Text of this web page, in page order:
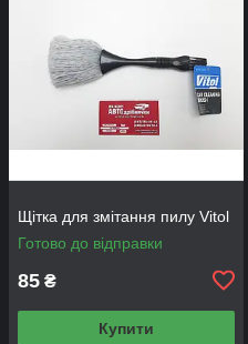
Щітка для змітання пилу Vitol
Готово до відправки
85 ₴
Купити